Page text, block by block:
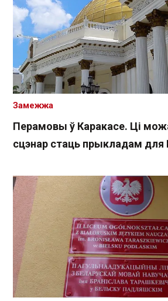
Перамовы ў Каракасе. Ці
сцэнар стаць прыкладам для
Замежжа